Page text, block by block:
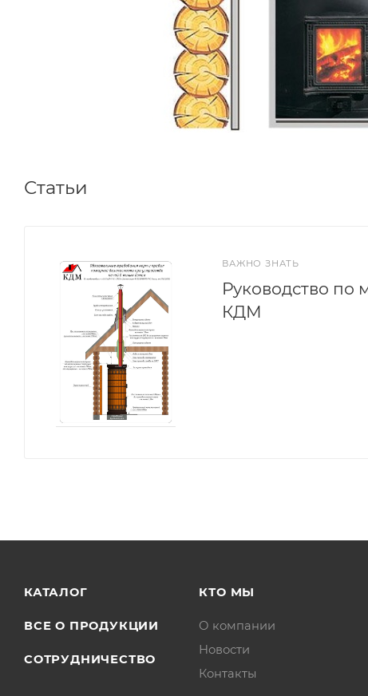
Статьи
ВАЖНО ЗНАТЬ
Руководство по
КДМ
КАТАЛОГ
ВСЕ О ПРОДУКЦИИ
СОТРУДНИЧЕСТВО
КТО МЫ
О компании
Новости
Контакты